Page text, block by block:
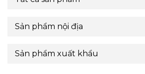
Sản phẩm nội địa
Sản phẩm xuất khẩu